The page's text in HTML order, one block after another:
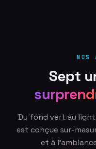
NOS
Sept
Du fond vert au
est conçue sur-
et à